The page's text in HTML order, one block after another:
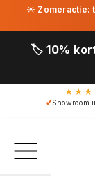
☀ Zomeractie:
🏷️ 10%
✔Showroom